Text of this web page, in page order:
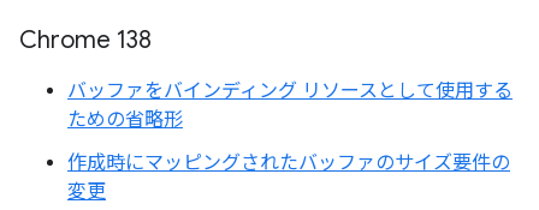
Chrome 138
バッファをバインディング リソースとして使用する
ための省略形
作成時にマッピングされたバッファのサイズ要件の
変更